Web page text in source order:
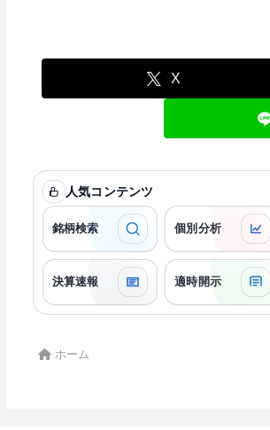
X
人気コンテンツ
銘柄検索 個別分析
決算速報 適時開示
ホーム